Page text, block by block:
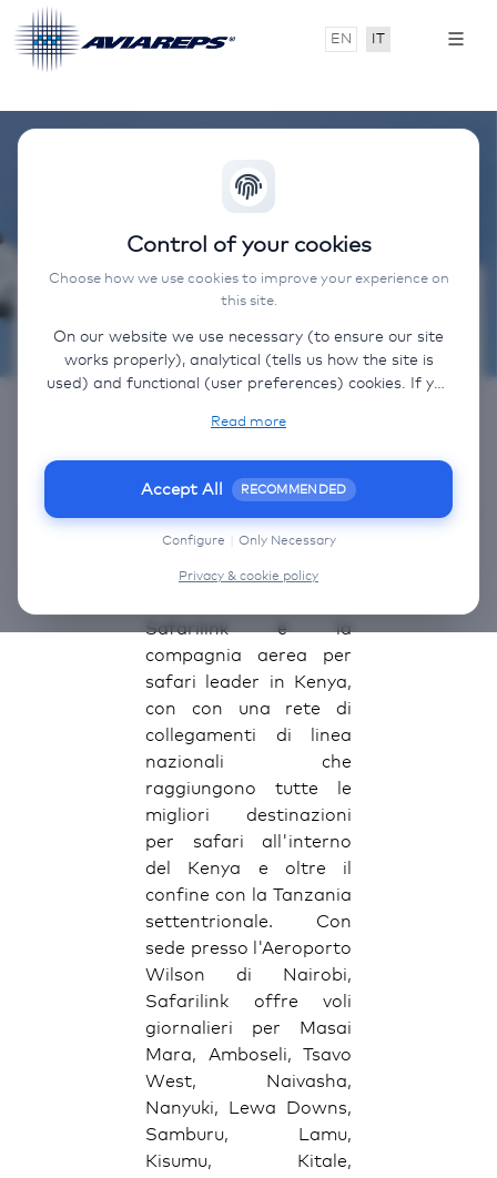
Control of your cookies
Choose how we use cookies to improve your experience on
this site.
On our website we use necessary (to ensure our site
works properly), analytical (tells us how the site is
used) and functional (user preferences) cookies. If you
(non-EU) countries. On our website, we provide links
their own cookies, privacy policy, and terms. For more
information on the cookies that we use, choose
“Configure” below.
Read more
Accept All RECOMMENDED
Configure Only Necessary
Privacy & cookie policy
EN IT
Contatto
Email:
safarilink.italy@aviareps.com
Safarilink
Safarilink è la
compagnia aerea per
safari leader in Kenya,
con con una rete di
collegamenti di linea
nazionali che
raggiungono tutte le
migliori destinazioni
per safari all'interno
del Kenya e oltre il
confine con la Tanzania
settentrionale. Con
sede presso l'Aeroporto
Wilson di Nairobi,
Safarilink offre voli
giornalieri per Masai
Mara, Amboseli, Tsavo
West, Naivasha,
Nanyuki, Lewa Downs,
Samburu, Lamu,
Kisumu, Kitale,